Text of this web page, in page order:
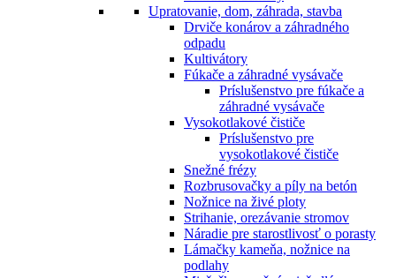
Upratovanie, dom, záhrada, stavba
Drviče konárov a záhradného
odpadu
Kultivátory
Fúkače a záhradné vysávače
Príslušenstvo pre fúkače a
záhradné vysávače
Vysokotlakové čističe
Príslušenstvo pre
vysokotlakové čističe
Snežné frézy
Rozbrusovačky a píly na betón
Nožnice na živé ploty
Strihanie, orezávanie stromov
Náradie pre starostlivosť o porasty
Lámačky kameňa, nožnice na
podlahy